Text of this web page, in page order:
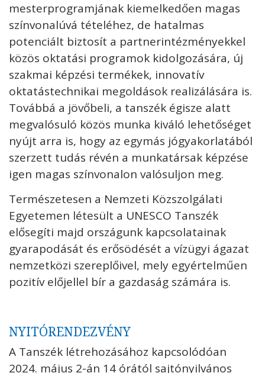
mesterprogramjának kiemelkedően magas
színvonalúvá tételéhez, de hatalmas
potenciált biztosít a partnerintézményekkel
közös oktatási programok kidolgozására, új
szakmai képzési termékek, innovatív
oktatástechnikai megoldások realizálására is.
Továbbá a jövőbeli, a tanszék égisze alatt
megvalósuló közös munka kiváló lehetőséget
nyújt arra is, hogy az egymás jógyakorlatából
szerzett tudás révén a munkatársak képzése
igen magas színvonalon valósuljon meg.
Természetesen a Nemzeti Közszolgálati
Egyetemen létesült a UNESCO Tanszék
elősegíti majd országunk kapcsolatainak
gyarapodását és erősödését a vízügyi ágazat
nemzetközi szereplőivel, mely egyértelműen
pozitív előjellel bír a gazdaság számára is.
NYITÓRENDEZVÉNY
A Tanszék létrehozásához kapcsolódóan
2024. május 2-án 14 órától sajtónyilvános